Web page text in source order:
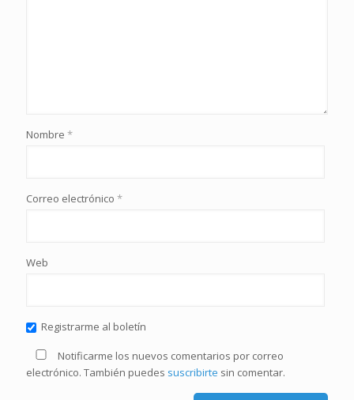
Nombre *
Correo electrónico *
Web
Registrarme al boletín
Notificarme los nuevos comentarios por correo
electrónico. También puedes suscribirte sin comentar.